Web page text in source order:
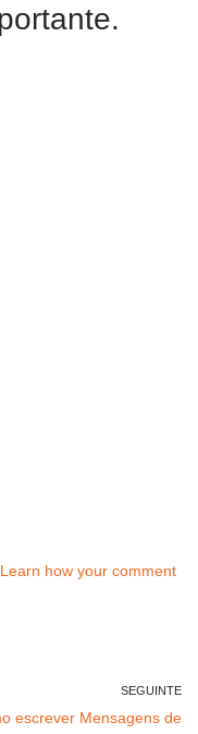
Learn how your comment
SEGUINTE
escrever Mensagens de